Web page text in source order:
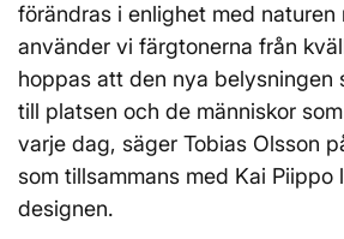
förändras i enlighet med naturen
använder vi färgtonerna från
hoppas att den nya belysningen
till platsen och de människor
varje dag, säger Tobias Olsson
som tillsammans med Kai Piippo
designen.